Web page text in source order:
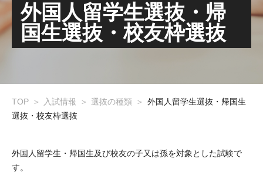
外国人留学生選抜・帰
国生選抜・校友枠選抜
TOP 入試情報 選抜の種類
外国人留学生選抜・帰国生
選抜・校友枠選抜
外国人留学生・帰国生及び校友の子又は孫を対象とした試験で
す。